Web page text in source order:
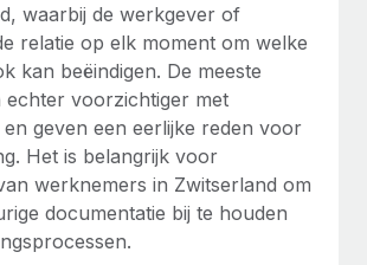
risico's voor
wereldwijd IT-middelen
entiteiten op
moeiteloos over
waarbij de werkgever of
relatie op elk moment om welke
kan beëindigen. De meeste
echter voorzichtiger met
geven een eerlijke reden voor
Het is belangrijk voor
werknemers in Zwitserland om
documentatie bij te houden